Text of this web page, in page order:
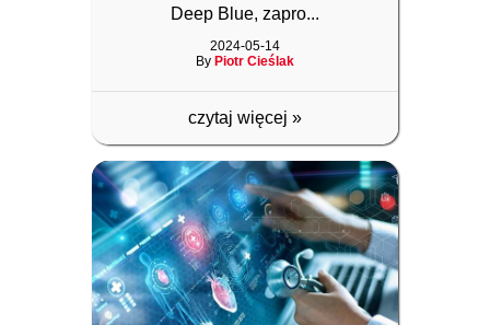
Deep Blue, zapro...
2024-05-14
By Piotr Cieślak
czytaj więcej »